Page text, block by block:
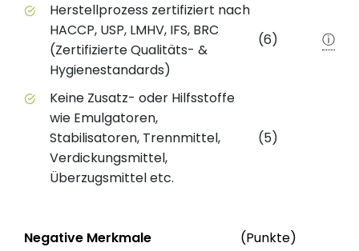
Herstellprozess zertifiziert nach
HACCP, USP, LMHV, IFS, BRC
(Zertifizierte Qualitäts- &
Hygienestandards)
(6) ⓘ
Keine Zusatz- oder Hilfsstoffe
wie Emulgatoren,
Stabilisatoren, Trennmittel,
Verdickungsmittel,
Überzugsmittel etc.
(5)
Status
Negative Merkmale (Punkte)